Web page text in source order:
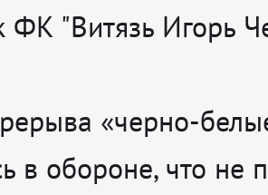
ФК "Витязь Игорь
«черно-
в обороне, что не